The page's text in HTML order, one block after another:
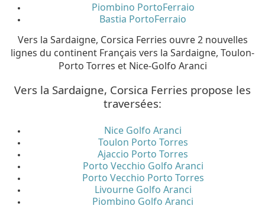
Piombino PortoFerraio
Bastia PortoFerraio
Vers la Sardaigne, Corsica Ferries ouvre 2 nouvelles
lignes du continent Français vers la Sardaigne, Toulon-
Porto Torres et Nice-Golfo Aranci
Vers la Sardaigne, Corsica Ferries propose les
traversées:
Nice Golfo Aranci
Toulon Porto Torres
Ajaccio Porto Torres
Porto Vecchio Golfo Aranci
Porto Vecchio Porto Torres
Livourne Golfo Aranci
Piombino Golfo Aranci